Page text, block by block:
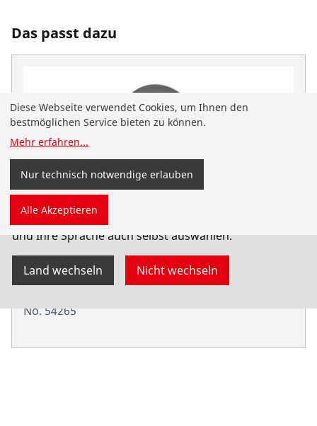
Das passt dazu
Heizelement für ROWELD P1200B Professional
No. 54265
Website für Österreich gelandet. Sie können Ihr Land
und Ihre Sprache auch selbst auswählen.
Land wechseln Nicht wechseln
Diese Webseite verwendet Cookies, um Ihnen den
bestmöglichen Service bieten zu können.
Mehr erfahren...
Nur technisch notwendige erlauben
Alle Akzeptieren